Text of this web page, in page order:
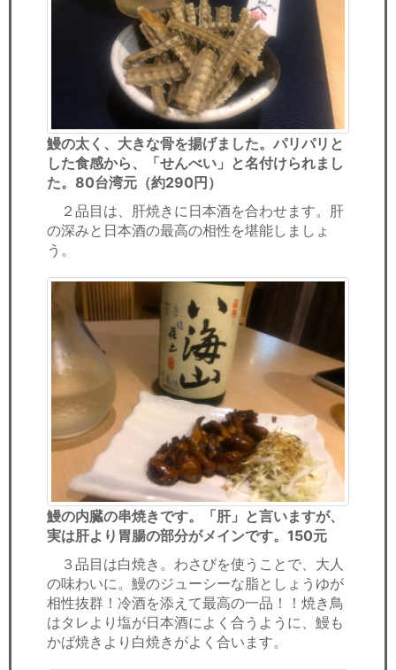
鰻の太く、大きな骨を揚げました。パリパリと
した食感から、「せんべい」と名付けられまし
た。80台湾元（約290円）
２品目は、肝焼きに日本酒を合わせます。肝
の深みと日本酒の最高の相性を堪能しましょ
う。
鰻の内臓の串焼きです。「肝」と言いますが、
実は肝より胃腸の部分がメインです。150元
３品目は白焼き。わさびを使うことで、大人
の味わいに。鰻のジューシーな脂としょうゆが
相性抜群！冷酒を添えて最高の一品！！焼き鳥
はタレより塩が日本酒によく合うように、鰻も
かば焼きより白焼きがよく合います。